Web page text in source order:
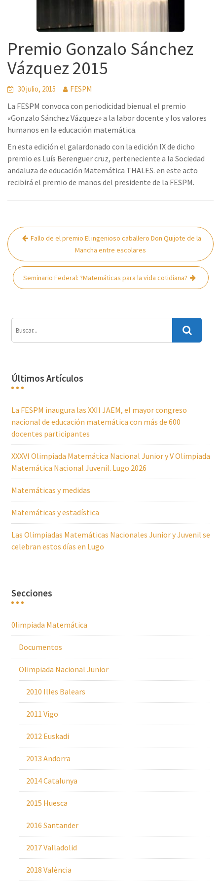
Premio Gonzalo Sánchez
Vázquez 2015
30 julio, 2015 FESPM
La FESPM convoca con periodicidad bienual el premio
«Gonzalo Sánchez Vázquez» a la labor docente y los valores
humanos en la educación matemática.
En esta edición el galardonado con la edición IX de dicho
premio es Luís Berenguer cruz, perteneciente a la Sociedad
andaluza de educación Matemática THALES. en este acto
recibirá el premio de manos del presidente de la FESPM.
Navegación
de
entradas
Fallo de el premio El ingenioso caballero Don Quijote de la
Mancha entre escolares
Seminario Federal: ?Matemáticas para la vida cotidiana?
Últimos Artículos
La FESPM inaugura las XXII JAEM, el mayor congreso
nacional de educación matemática con más de 600
docentes participantes
XXXVI Olimpiada Matemática Nacional Junior y V Olimpiada
Matemática Nacional Juvenil. Lugo 2026
Matemáticas y medidas
Matemáticas y estadística
Las Olimpiadas Matemáticas Nacionales Junior y Juvenil se
celebran estos días en Lugo
Secciones
0limpiada Matemática
Documentos
Olimpiada Nacional Junior
2010 Illes Balears
2011 Vigo
2012 Euskadi
2013 Andorra
2014 Catalunya
2015 Huesca
2016 Santander
2017 Valladolid
2018 València